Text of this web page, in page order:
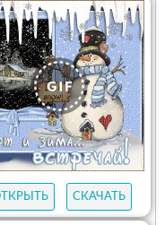
СКАЧАТЬ